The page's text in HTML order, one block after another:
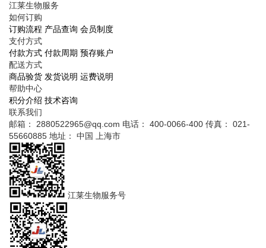
江莱生物服务
如何订购
订购流程 产品查询 会员制度
支付方式
付款方式 付款周期 预存账户
配送方式
商品验货 发货说明 运费说明
帮助中心
积分介绍 技术咨询
联系我们
邮箱： 2880522965@qq.com 电话： 400-0066-400 传真： 021-
55660885 地址： 中国 上海市
江莱生物服务号